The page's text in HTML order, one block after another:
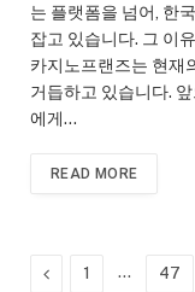
는 플랫폼을 넘어, 한
잡고 있습니다. 그 이
카지노프랜즈는 현재
거듭하고 있습니다.
에게…
READ MORE
Previous
1 … 47